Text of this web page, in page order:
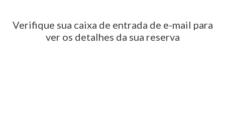
Verifique sua caixa de entrada de e-mail para
ver os detalhes da sua reserva